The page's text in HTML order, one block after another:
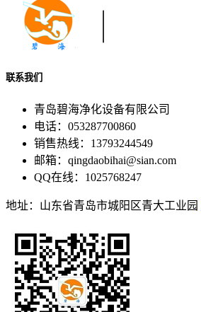
联系我们
青岛碧海净化设备有限公司
电话：053287700860
销售热线：13793244549
邮箱：qingdaobihai@sian.com
QQ在线：1025768247
地址：山东省青岛市城阳区青大工业园